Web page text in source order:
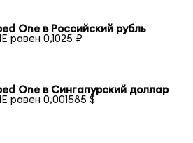
One в Российский рубль
равен 0,1025 ₽
One в Сингапурский доллар
равен 0,001585 $